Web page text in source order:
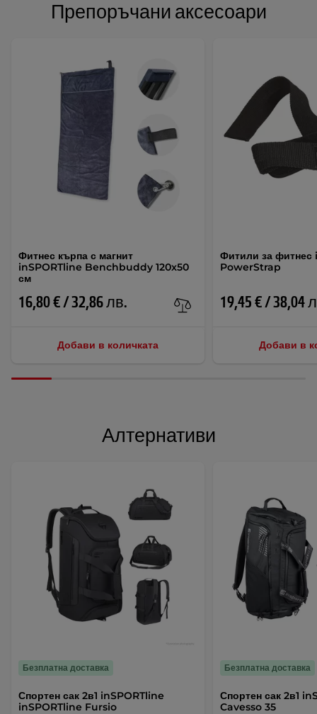
Препоръчани аксесоари
Фитнес кърпа с магнит
inSPORTline Benchbuddy 120x50
см
16,80 € / 32,86 лв.
Добави в количката
Фитили за фитнес
PowerStrap
19,45 € / 38,04
Добави в
Алтернативи
Спортен сак 2в1 inSPORTline
inSPORTline Fursio
Безплатна доставка
Спортен сак 2в1
Cavesso 35
Безплатна доставка